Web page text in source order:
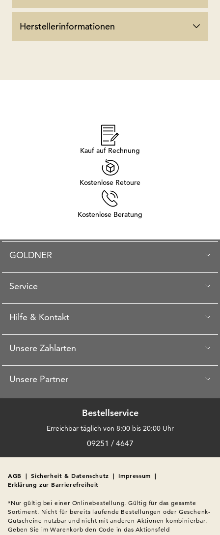
Herstellerinformationen
Kauf auf Rechnung
Kostenlose Retoure
Kostenlose Beratung
GOLDNER
Service
Hilfe & Kontakt
Unsere Zahlarten
Unsere Partner
Bestellservice
Erreichbar täglich von 8:00 bis 20:00 Uhr
09251 / 4647
AGB | Sicherheit & Datenschutz | Impressum |
Erklärung zur Barrierefreiheit
*Nur gültig bei einer Onlinebestellung. Gültig für das gesamte
Sortiment. Nicht für bereits laufende Bestellungen oder Geschenk-
Gutscheine nutzbar und nicht mit anderen Aktionen kombinierbar.
Geben Sie im Warenkorb den Code in das Aktionsfeld